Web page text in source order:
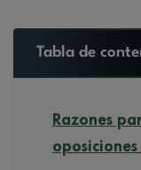
Tabla de
Razones